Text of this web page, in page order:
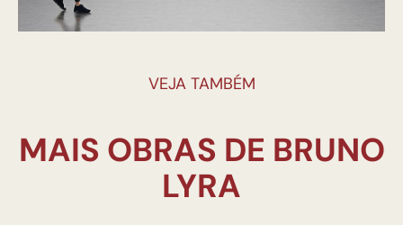
VEJA TAMBÉM
MAIS OBRAS DE BRUNO